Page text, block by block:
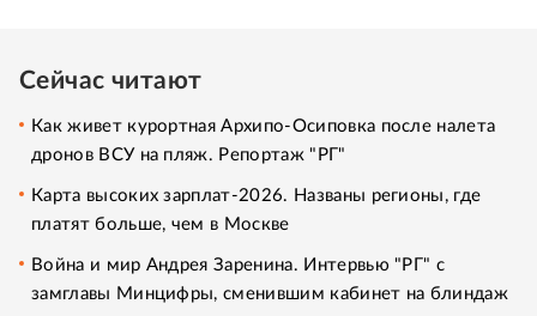
Сейчас читают
Как живет курортная Архипо-Осиповка после налета
дронов ВСУ на пляж. Репортаж "РГ"
Карта высоких зарплат-2026. Названы регионы, где
платят больше, чем в Москве
Война и мир Андрея Заренина. Интервью "РГ" с
замглавы Минцифры, сменившим кабинет на блиндаж